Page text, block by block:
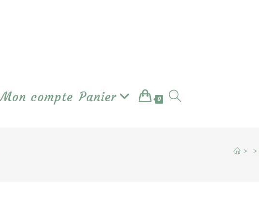
Mon compte Panier 0
> >